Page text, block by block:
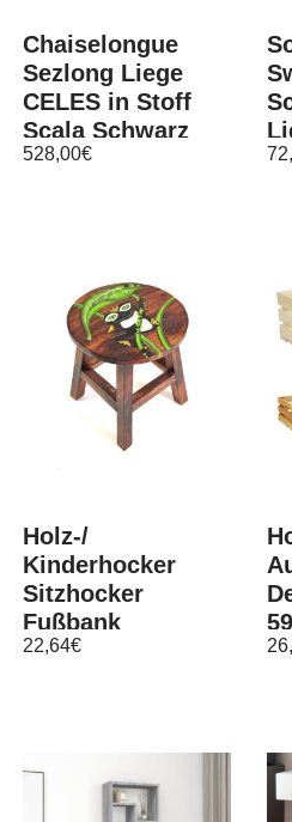
Chaiselongue
Sezlong Liege
CELES in Stoff
Scala Schwarz
528,00€
Holz-/
Kinderhocker
Sitzhocker
Fußbank
Massivholz
22,64€